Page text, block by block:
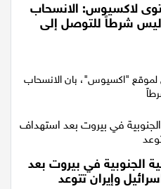
لاكسيوس: الانسحاب
ليس شرطاً للتوصل إلى
"اكسيوس"، بان الانسحاب
الجنوبية في بيروت بعد
وإيران تتوعد